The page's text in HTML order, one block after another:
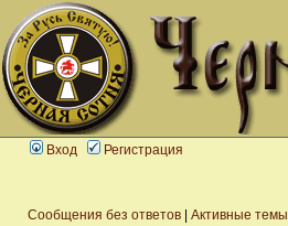
Вход Регистрация
Сообщения без ответов Активные темы